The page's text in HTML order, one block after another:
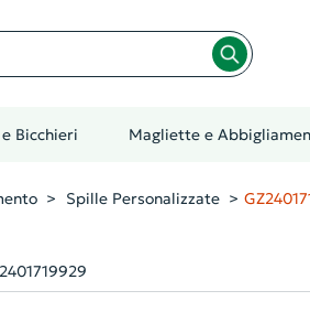
Bicchieri Magliette e
Spille Personalizzate